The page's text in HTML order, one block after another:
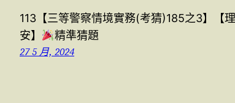
113【三等警察情境實務(考猜)185之3】【理
安】
精準猜題
27 5 月, 2024